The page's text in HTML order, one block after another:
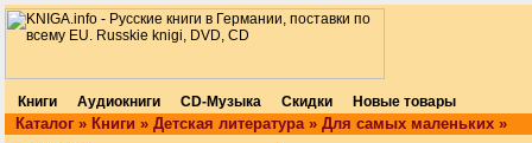
Книги Аудиокниги CD-Музыка Скидки Новые товары
Каталог » Книги » Детская литература» Для самых маленьких »